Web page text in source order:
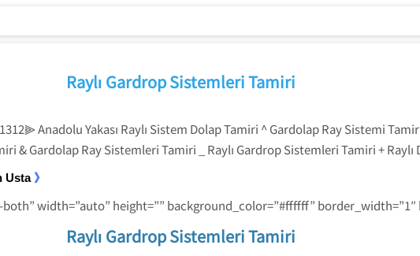
Raylı Gardrop Sistemleri Tamiri
Anadolu Yakası Raylı Sistem Dolap Tamiri ^ Gardolap Ray Sistemi
& Gardolap Ray Sistemleri Tamiri _ Raylı Gardrop Sistemleri Tamiri + Raylı
Usta 》
width=”auto” height=”” background_color=”#ffffff”
Raylı Gardrop Sistemleri Tamiri